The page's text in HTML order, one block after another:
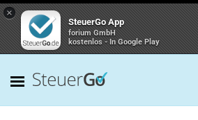
×
SteuerGo App
forium GmbH
kostenlos - In Google Play